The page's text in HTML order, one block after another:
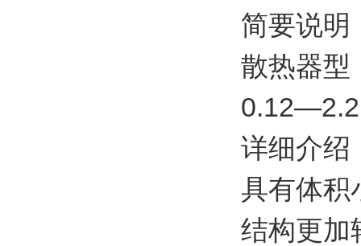
简要说明
散热器型
详细介绍
具有体积
结构更加